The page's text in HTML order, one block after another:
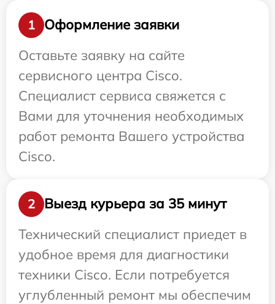
1
Оформление заявки
Оставьте заявку на сайте
сервисного центра Cisco.
Специалист сервиса свяжется с
Вами для уточнения необходимых
работ ремонта Вашего устройства
Cisco.
2
Выезд курьера за 35 минут
Технический специалист приедет в
удобное время для диагностики
техники Cisco. Если потребуется
углубленный ремонт мы обеспечим